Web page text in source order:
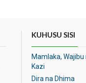
KUHUSU SISI
Mamlaka, Wajibu
Kazi
Dira na Dhima